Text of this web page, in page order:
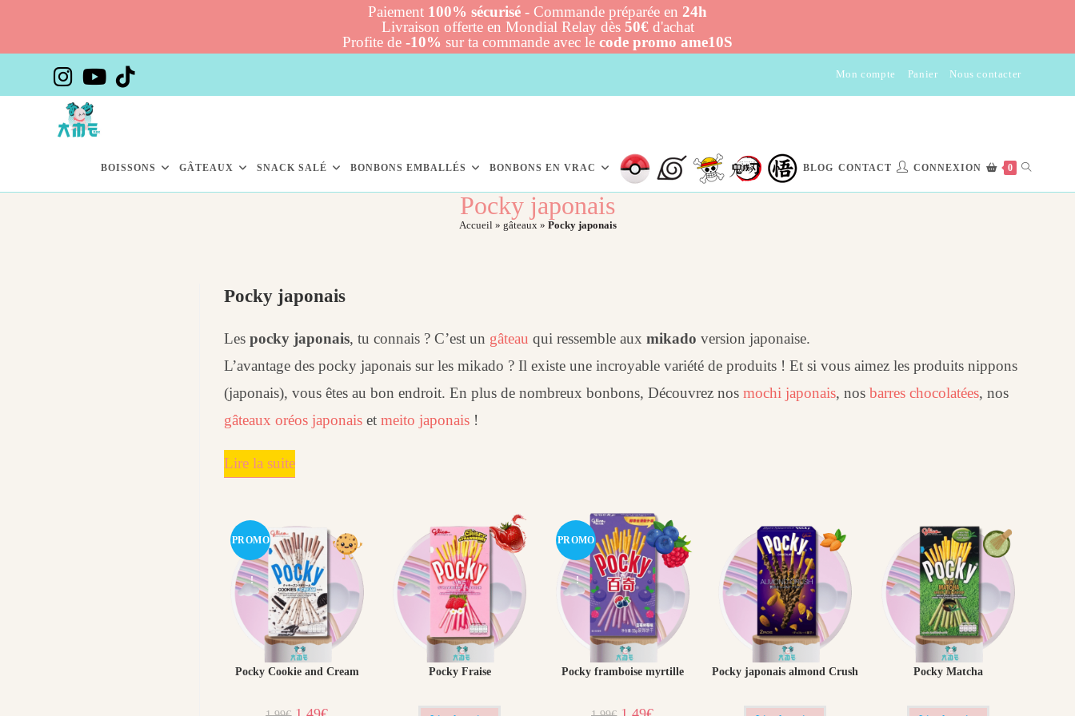
Paiement 100% sécurisé - Commande préparée en 24h
Livraison offerte en Mondial Relay dès 50€d'achat
Profite de -10% sur ta commande avec le code promo ame10S
Mon compte Panier Nous contacter
BOISSONS GÂTEAUX SNACK SALÉ BONBONS EMBALLÉS BONBONS EN VRAC BLOG CONTACT CONNEXION 0 TOGGLE
Pocky japonais
Accueil» gâteaux» Pocky japonais
Pocky japonais
Les pocky japonais, tu connais ? C’est un gâteau qui ressemble aux mikado version japonaise.
L’avantage des pocky japonais sur les mikado ? Il existe une incroyable variété de produits ! Et si vous aimez les produits nippons
(japonais), vous êtes au bon endroit. En plus de nombreux bonbons, Découvrez nos mochi japonais, nos barres chocolatées, nos
gâteaux oréos japonaiset meito japonais!
Lire la suite
PROMO
!
Pocky Cookie and Cream
Le
Le
Pocky Fraise
PROMO
!
Pocky framboise myrtille
Le
Le
Pocky japonais almond Crush Pocky Matcha